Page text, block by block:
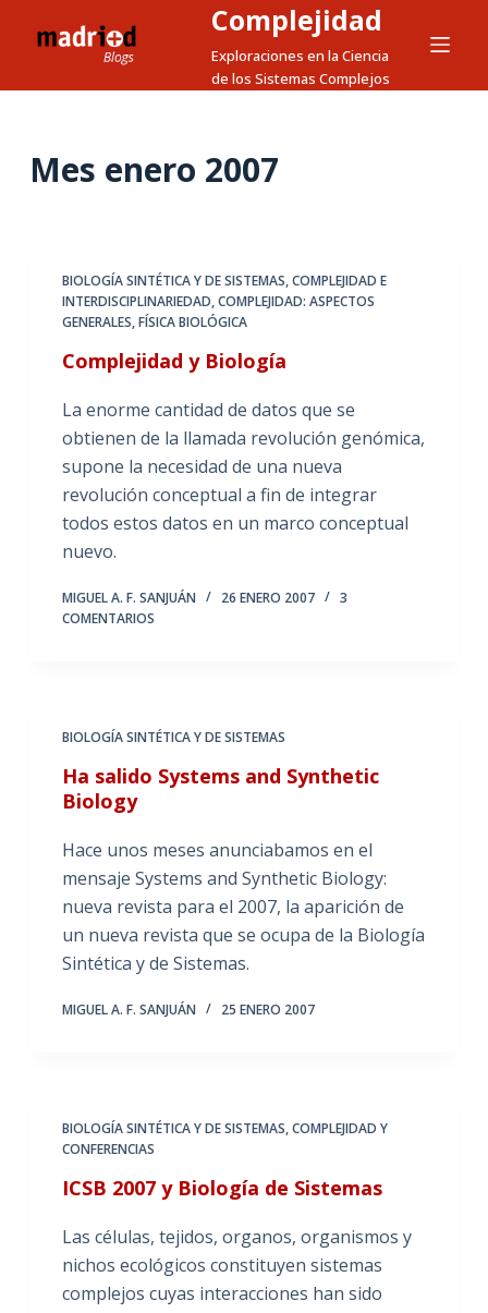
Complejidad
Exploraciones en la Ciencia
de los Sistemas Complejos
Mes enero 2007
BIOLOGÍA SINTÉTICA Y DE SISTEMAS,COMPLEJIDAD E
INTERDISCIPLINARIEDAD,COMPLEJIDAD: ASPECTOS
GENERALES,FÍSICA BIOLÓGICA
Complejidad y Biología
La enorme cantidad de datos que se
obtienen de la llamada revolución genómica,
supone la necesidad de una nueva
revolución conceptual a fin de integrar
todos estos datos en un marco conceptual
nuevo.
MIGUEL A. F. SANJUÁN 26 ENERO 2007
3
COMENTARIOS
BIOLOGÍA SINTÉTICA Y DE SISTEMAS
Ha salido Systems and Synthetic
Biology
Hace unos meses anunciabamos en el
mensaje Systems and Synthetic Biology:
nueva revista para el 2007, la aparición de
un nueva revista que se ocupa de la Biología
Sintética y de Sistemas.
MIGUEL A. F. SANJUÁN 25 ENERO 2007
BIOLOGÍA SINTÉTICA Y DE SISTEMAS,COMPLEJIDAD Y
CONFERENCIAS
ICSB 2007 y Biología de Sistemas
Las células, tejidos, organos, organismos y
nichos ecológicos constituyen sistemas
complejos cuyas interacciones han sido